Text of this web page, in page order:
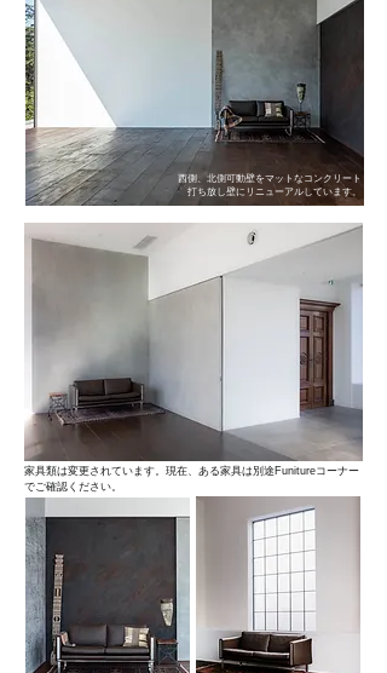
西側、北側可動壁を​マットなコンクリート
打ち放し壁にリニューアルしています。
​家具類は変更されています。現在、ある家具は別途Funitureコーナー
でご確認ください。